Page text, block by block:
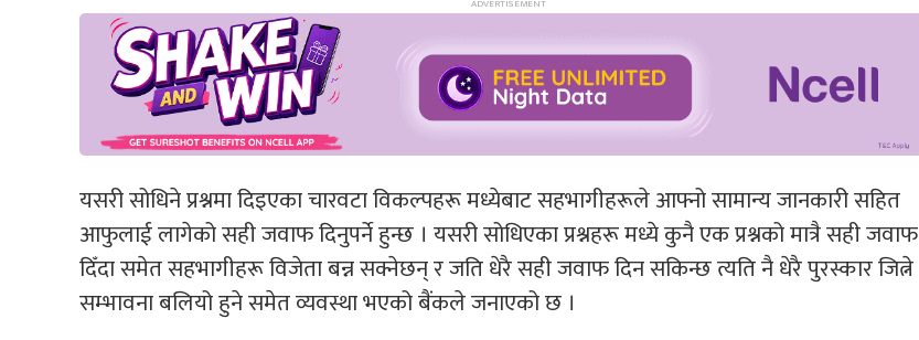
यसरी सोधिने प्रश्नमा दिइएका चारवटा विकल्पहरू मध्येबाट सहभागीहरूले आफ्नो सामान्य जानकारी सहित
आफुलाई लागेको सही जवाफ दिनुपर्ने हुन्छ । यसरी सोधिएका प्रश्नहरू मध्ये कुनै एक प्रश्नको मात्रै सही जवाफ
दिँदा समेत सहभागीहरू विजेता बन्न सक्नेछन् र जति धेरै सही जवाफ दिन सकिन्छ त्यति नै धेरै पुरस्कार जित्ने
सम्भावना बलियो हुने समेत व्यवस्था भएको बैंकले जनाएको छ ।